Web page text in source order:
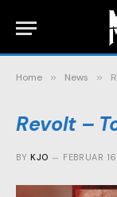
Home » News »
Revolt –
BY KJO FEBRUAR